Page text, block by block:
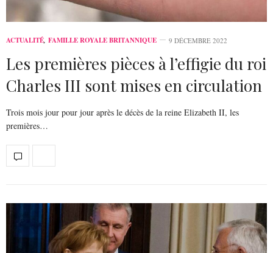
ACTUALITÉ, FAMILLE ROYALE BRITANNIQUE 9 DÉCEMBRE 2022
Les premières pièces à l’effigie du roi
Charles III sont mises en circulation
Trois mois jour pour jour après le décès de la reine Elizabeth II, les
premières…